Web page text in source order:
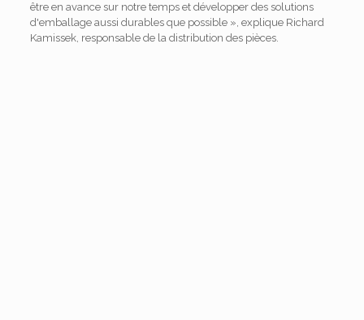
être en avance sur notre temps et développer des solutions
d'emballage aussi durables que possible », explique Richard
Kamissek, responsable de la distribution des pièces.